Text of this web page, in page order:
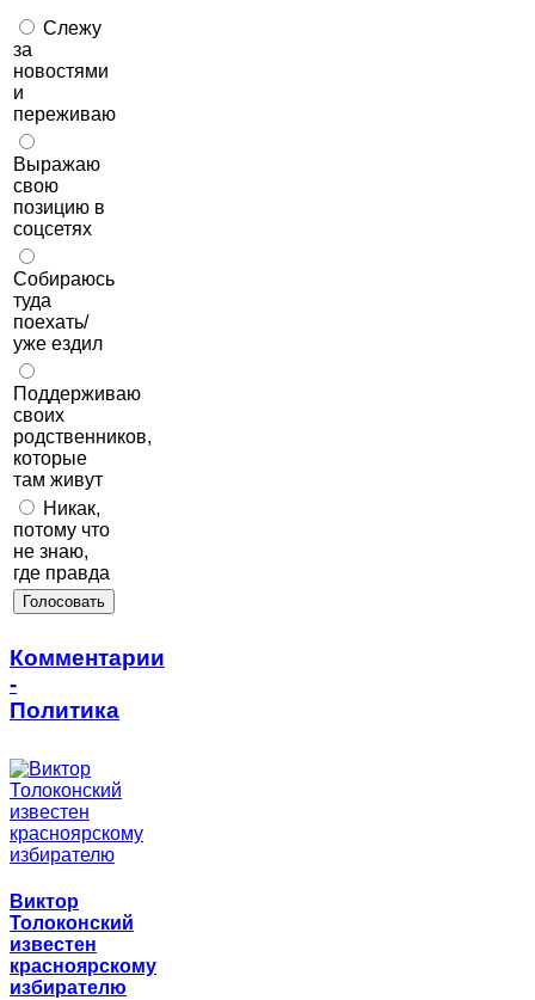
Слежу
за
новостями
и
переживаю
Выражаю
свою
позицию в
соцсетях
Собираюсь
туда
поехать/
уже ездил
Поддерживаю
своих
родственников,
которые
там живут
Никак,
потому что
не знаю,
где правда
Комментарии
-
Политика
Виктор
Толоконский
известен
красноярскому
избирателю